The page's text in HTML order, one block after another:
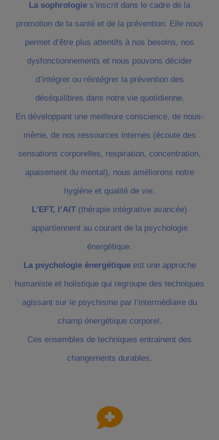
La sophrologie s’inscrit dans le cadre de la
promotion de la santé et de la prévention. Elle nous
permet d’être plus attentifs à nos besoins, nos
dysfonctionnements et nous pouvons décider
d’intégrer ou réintégrer la prévention des
déséquilibres dans notre vie quotidienne.
En développant une meilleure conscience, de nous-
même, de nos ressources internes (écoute des
sensations corporelles, respiration, concentration,
apaisement du mental), nous améliorons notre
hygiène et qualité de vie.
L’EFT, l’AIT (thérapie intégrative avancée)
appartiennent au courant de la psychologie
énergétique.
La psychologie énergétiqueest une approche
humaniste et holistique qui regroupe des techniques
agissant sur le psychisme par l’intermédiaire du
champ énergétique corporel.
Ces ensembles de techniques entrainent des
changements durables.